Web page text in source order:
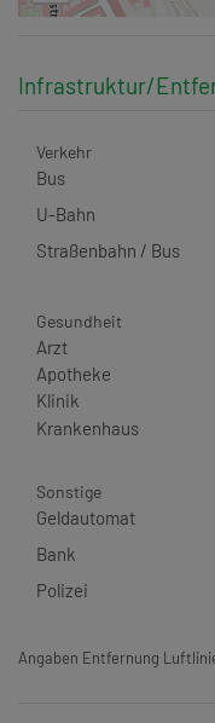
Infrastruktur/
Verkehr
Bus
U-Bahn
Straßenbahn / Bus
Gesundheit
Arzt
Apotheke
Klinik
Krankenhaus
Sonstige
Geldautomat
Bank
Polizei
Angaben Entfernung